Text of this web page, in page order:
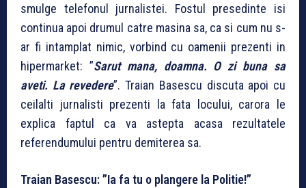
smulge telefonul jurnalistei. Fostul presedinte isi
continua apoi drumul catre masina sa, ca si cum nu s-
ar fi intamplat nimic, vorbind cu oamenii prezenti in
hipermarket: ”Sarut mana, doamna. O zi buna sa
aveti. La revedere”. Traian Basescu discuta apoi cu
ceilalti jurnalisti prezenti la fata locului, carora le
explica faptul ca va astepta acasa rezultatele
referendumului pentru demiterea sa.
Traian Basescu: ”Ia fa tu o plangere la Politie!”